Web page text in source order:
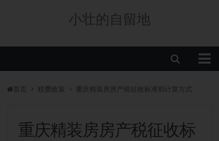
小壮的自留地
房贷政策
首页 税费政策 重庆精装房房产税征收标准和计算方式
重庆精装房房产税征收标